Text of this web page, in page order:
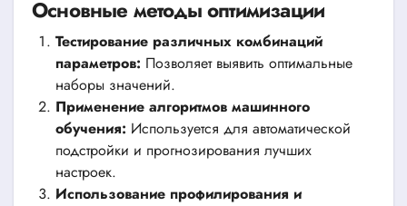
Основные методы оптимизации
Тестирование различных комбинаций
параметров: Позволяет выявить оптимальные
наборы значений.
Применение алгоритмов машинного
обучения: Используется для автоматической
подстройки и прогнозирования лучших
настроек.
Использование профилирования и